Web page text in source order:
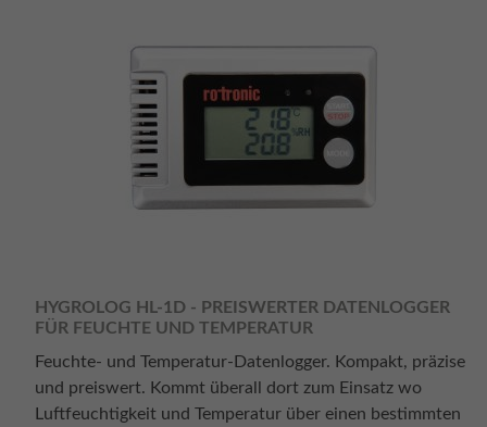
HYGROLOG HL-1D - PREISWERTER DATENLOGGER
FÜR FEUCHTE UND TEMPERATUR
Feuchte- und Temperatur-Datenlogger. Kompakt, präzise
und preiswert. Kommt überall dort zum Einsatz wo
Luftfeuchtigkeit und Temperatur über einen bestimmten